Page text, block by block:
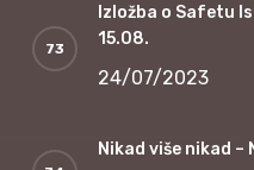
Izložba o Safetu
15.08.
24/07/2023
Nikad više nikad –